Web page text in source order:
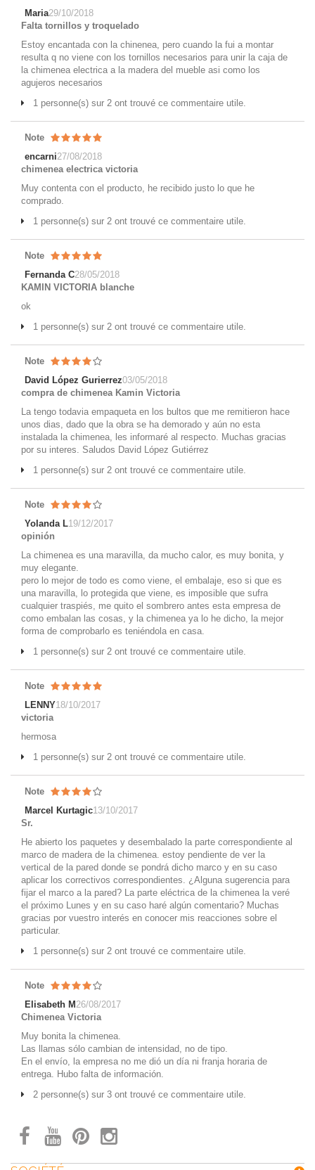
Maria29/10/2018
Falta tornillos y troquelado
Estoy encantada con la chinenea, pero cuando la fui a montar
resulta q no viene con los tornillos necesarios para unir la caja de
la chimenea electrica a la madera del mueble asi como los
agujeros necesarios
1 personne(s) sur 2 ont trouvé ce commentaire utile.
Note
encarni27/08/2018
chimenea electrica victoria
Muy contenta con el producto, he recibido justo lo que he
comprado.
1 personne(s) sur 2 ont trouvé ce commentaire utile.
Note
Fernanda C28/05/2018
KAMIN VICTORIA blanche
ok
1 personne(s) sur 2 ont trouvé ce commentaire utile.
Note
David López Gurierrez03/05/2018
compra de chimenea Kamin Victoria
La tengo todavia empaqueta en los bultos que me remitieron hace
unos dias, dado que la obra se ha demorado y aún no esta
instalada la chimenea, les informaré al respecto. Muchas gracias
por su interes. Saludos David López Gutiérrez
1 personne(s) sur 2 ont trouvé ce commentaire utile.
Note
Yolanda L19/12/2017
opinión
La chimenea es una maravilla, da mucho calor, es muy bonita, y
muy elegante.
pero lo mejor de todo es como viene, el embalaje, eso si que es
una maravilla, lo protegida que viene, es imposible que sufra
cualquier traspiés, me quito el sombrero antes esta empresa de
como embalan las cosas, y la chimenea ya lo he dicho, la mejor
forma de comprobarlo es teniéndola en casa.
1 personne(s) sur 2 ont trouvé ce commentaire utile.
Note
LENNY18/10/2017
victoria
hermosa
1 personne(s) sur 2 ont trouvé ce commentaire utile.
Note
Marcel Kurtagic13/10/2017
Sr.
He abierto los paquetes y desembalado la parte correspondiente al
marco de madera de la chimenea. estoy pendiente de ver la
vertical de la pared donde se pondrá dicho marco y en su caso
aplicar los correctivos correspondientes. ¿Alguna sugerencia para
fijar el marco a la pared? La parte eléctrica de la chimenea la veré
el próximo Lunes y en su caso haré algún comentario? Muchas
gracias por vuestro interés en conocer mis reacciones sobre el
particular.
1 personne(s) sur 2 ont trouvé ce commentaire utile.
Note
Elisabeth M26/08/2017
Chimenea Victoria
Muy bonita la chimenea.
Las llamas sólo cambian de intensidad, no de tipo.
En el envío, la empresa no me dió un día ni franja horaria de
entrega. Hubo falta de información.
2 personne(s) sur 3 ont trouvé ce commentaire utile.